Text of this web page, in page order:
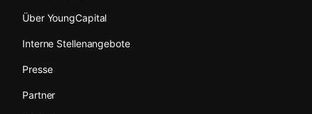
Über YoungCapital
Interne Stellenangebote
Presse
Partner